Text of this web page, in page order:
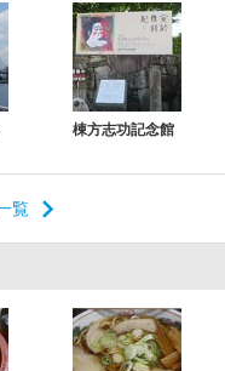
棟方志功記念館
覧